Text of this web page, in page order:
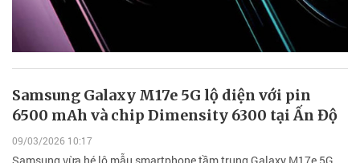
Samsung Galaxy M17e 5G lộ diện với pin
6500 mAh và chip Dimensity 6300 tại Ấn Độ
09/03/2026 10:17